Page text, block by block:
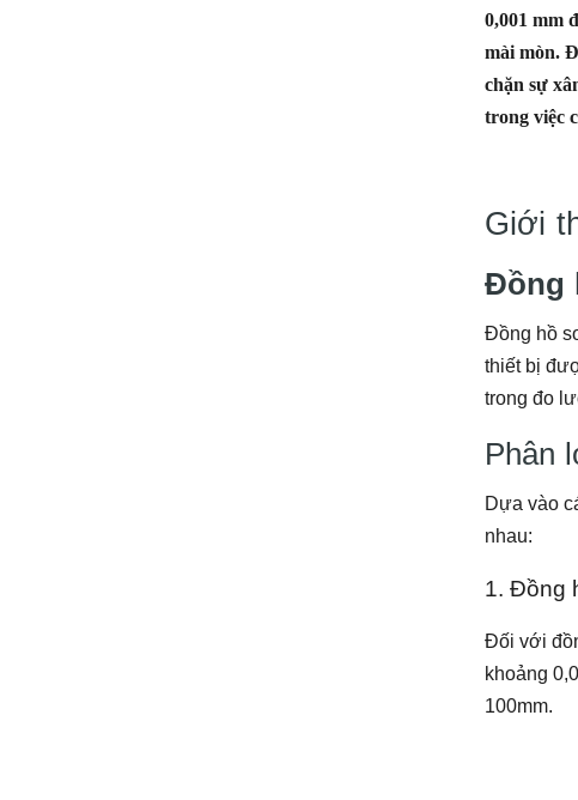
0,001 mm
mài mòn.
chặn sự
trong việc
Giới
Đồng
Đồng hồ
thiết bị
trong đo
Phân
Dựa vào
nhau:
1. Đồng
Đối với
khoảng
100mm.